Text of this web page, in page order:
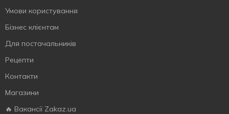
Умови користування
Бізнес клієнтам
Для постачальників
Рецепти
Контакти
Магазини
🔥 Вакансії Zakaz.ua